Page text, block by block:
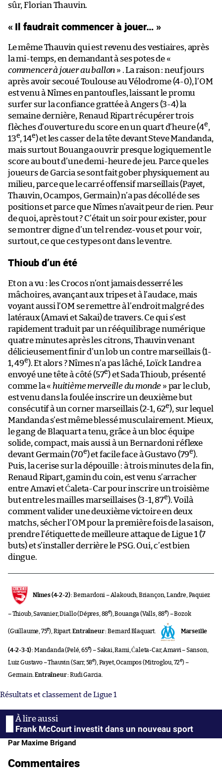
sûr, Florian Thauvin.
« Il faudrait commencer à jouer… »
Le même Thauvin qui est revenu des vestiaires, après
la mi-temps, en demandant à ses potes de «
commencer à jouer au ballon » . La raison : neuf jours
après avoir secoué Toulouse au Vélodrome (4-0), l’OM
est venu à Nîmes en pantoufles, laissant le promu
surfer sur la confiance grattée à Angers (3-4) la
semaine dernière, Renaud Ripart récupérer trois
flèches d’ouverture du score en un quart d’heure (4e,
13e, 14e) et les casser de la tête devant Steve Mandanda,
mais surtout Bouanga ouvrir presque logiquement le
score au bout d’une demi-heure de jeu. Parce que les
joueurs de Garcia se sont fait gober physiquement au
milieu, parce que le carré offensif marseillais (Payet,
Thauvin, Ocampos, Germain) n’a pas décollé de ses
positions et parce que Nîmes n’avait peur de rien. Peur
de quoi, après tout ? C’était un soir pour exister, pour
se montrer digne d’un tel rendez-vous et pour voir,
surtout, ce que ces types ont dans le ventre.
Thioub d’un été
Et on a vu : les Crocos n’ont jamais desserré les
mâchoires, avançant aux tripes et à l’audace, mais
voyant aussi l’OM se remettre à l’endroit malgré des
latéraux (Amavi et Sakai) de travers. Ce qui s’est
rapidement traduit par un rééquilibrage numérique
quatre minutes après les citrons, Thauvin venant
délicieusement finir d’un lob un contre marseillais (1-
1, 49e). Et alors ? Nîmes n’a pas lâché, Loïck Landre a
envoyé une tête à côté (57e) et Sada Thioub, présenté
comme la « huitième merveille du monde » par le club,
est venu dans la foulée inscrire un deuxième but
consécutif à un corner marseillais (2-1, 62e), sur lequel
Mandanda s’est même blessé musculairement. Mieux,
le gang de Blaquart a tenu, grâce à un bloc équipe
solide, compact, mais aussi à un Bernardoni réflexe
devant Germain (70e) et facile face à Gustavo (79e).
Puis, la cerise sur la dépouille : à trois minutes de la fin,
Renaud Ripart, gamin du coin, est venu s’arracher
entre Amavi et Ćaleta-Car pour inscrire un troisième
but entre les mailles marseillaises (3-1, 87e). Voilà
comment valider une deuxième victoire en deux
matchs, sécher l’OM pour la première fois de la saison,
prendre l’étiquette de meilleure attaque de Ligue 1 (7
buts) et s’installer derrière le PSG. Oui, c’est bien
dingue.
Nîmes (4-2-2) :Bernardoni – Alakouch, Briançon, Landre, Paquiez
– Thioub, Savanier, Diallo (Dépres, 88e), Bouanga (Valls, 88e) – Bozok
(Guillaume, 75e), Ripart.Entraîneur :Bernard Blaquart. Marseille
(4-2-3-1) :Mandanda (Pelé, 65e) – Sakai, Rami, Ćaleta-Car, Amavi – Sanson,
Luiz Gustavo – Thauvin (Sarr, 58e), Payet, Ocampos (Mitroglou, 72e) –
Germain.Entraîneur :Rudi Garcia.
Résultats et classement de Ligue 1
Frank McCourt investit dans un nouveau sport
Par Maxime Brigand
Commentaires